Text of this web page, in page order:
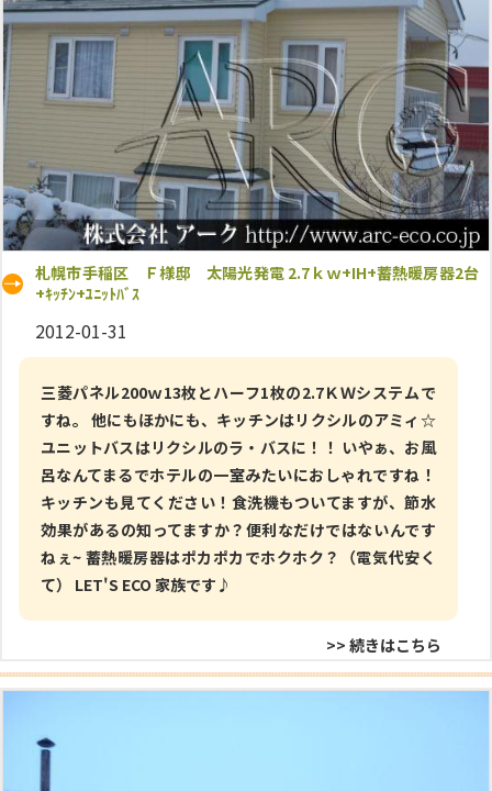
札幌市手稲区 Ｆ様邸 太陽光発電 2.7ｋｗ+IH+蓄熱暖房器2台
+ｷｯﾁﾝ+ﾕﾆｯﾄﾊﾞｽ
2012-01-31
三菱パネル200ｗ13枚とハーフ1枚の2.7ＫＷシステムで
すね。 他にもほかにも、キッチンはリクシルのアミィ☆
ユニットバスはリクシルのラ・バスに！！ いやぁ、お風
呂なんてまるでホテルの一室みたいにおしゃれですね！
キッチンも見てください！食洗機もついてますが、節水
効果があるの知ってますか？便利なだけではないんです
ねぇ~ 蓄熱暖房器はポカポカでホクホク？（電気代安く
て） LET'S ECO 家族です♪
>> 続きはこちら